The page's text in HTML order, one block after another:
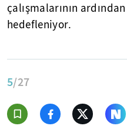
çalışmalarının
hedefleniyor.
5/27